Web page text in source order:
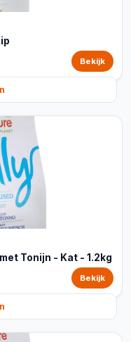
Bekijk
Tonijn - Kat - 1.2kg
Bekijk